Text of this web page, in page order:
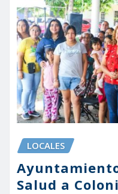
LOCALES
Salud a